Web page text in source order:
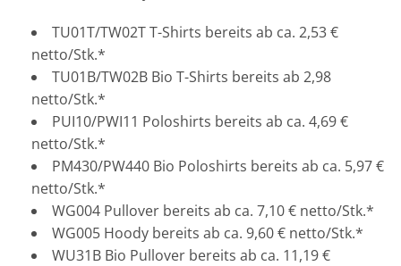
TU01T/TW02T T-Shirts bereits ab ca. 2,53 €
netto/Stk.*
TU01B/TW02B Bio T-Shirts bereits ab 2,98
netto/Stk.*
PUI10/PWI11 Poloshirts bereits ab ca. 4,69 €
netto/Stk.*
PM430/PW440 Bio Poloshirts bereits ab ca. 5,97 €
netto/Stk.*
WG004 Pullover bereits ab ca. 7,10 € netto/Stk.*
WG005 Hoody bereits ab ca. 9,60 € netto/Stk.*
WU31B Bio Pullover bereits ab ca. 11,19 €